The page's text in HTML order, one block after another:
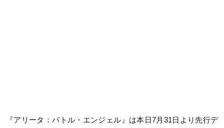
『アリータ：バトル・エンジェル』は本日7月31日より先行デ